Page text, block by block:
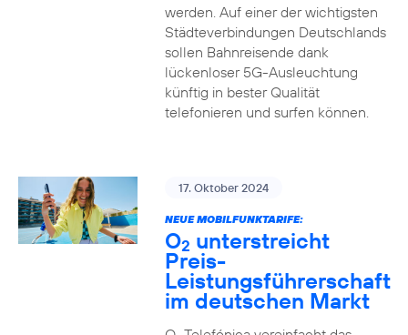
werden. Auf einer der wichtigsten
Städteverbindungen Deutschlands
sollen Bahnreisende dank
lückenloser 5G-Ausleuchtung
künftig in bester Qualität
telefonieren und surfen können.
17. Oktober 2024
NEUE MOBILFUNKTARIFE:
O2 unterstreicht
Preis-
Leistungsführerschaft
im deutschen Markt